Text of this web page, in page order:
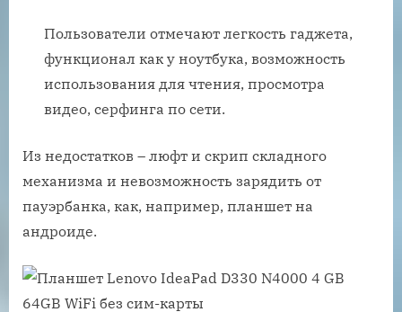
Пользователи отмечают легкость гаджета,
функционал как у ноутбука, возможность
использования для чтения, просмотра
видео, серфинга по сети.
Из недостатков – люфт и скрип складного
механизма и невозможность зарядить от
пауэрбанка, как, например, планшет на
андроиде.